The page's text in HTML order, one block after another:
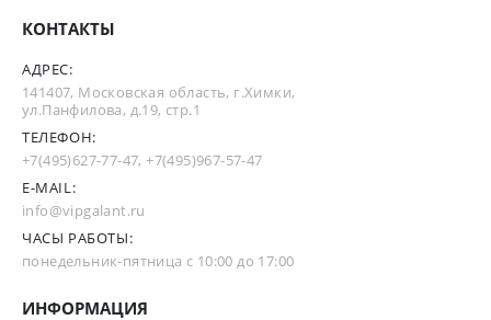
КОНТАКТЫ
АДРЕС:
141407, Московская область, г.Химки,
ул.Панфилова, д.19, стр.1
ТЕЛЕФОН:
+7(495)627-77-47,+7(495)967-57-47
E-MAIL:
info@vipgalant.ru
ЧАСЫ РАБОТЫ:
понедельник-пятница с 10:00 до 17:00
ИНФОРМАЦИЯ